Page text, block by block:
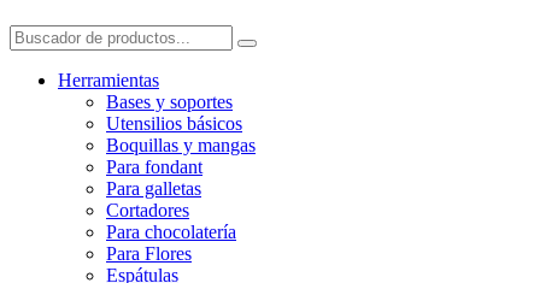
Herramientas
Bases y soportes
Utensilios básicos
Boquillas y mangas
Para fondant
Para galletas
Cortadores
Para chocolatería
Para Flores
Espátulas